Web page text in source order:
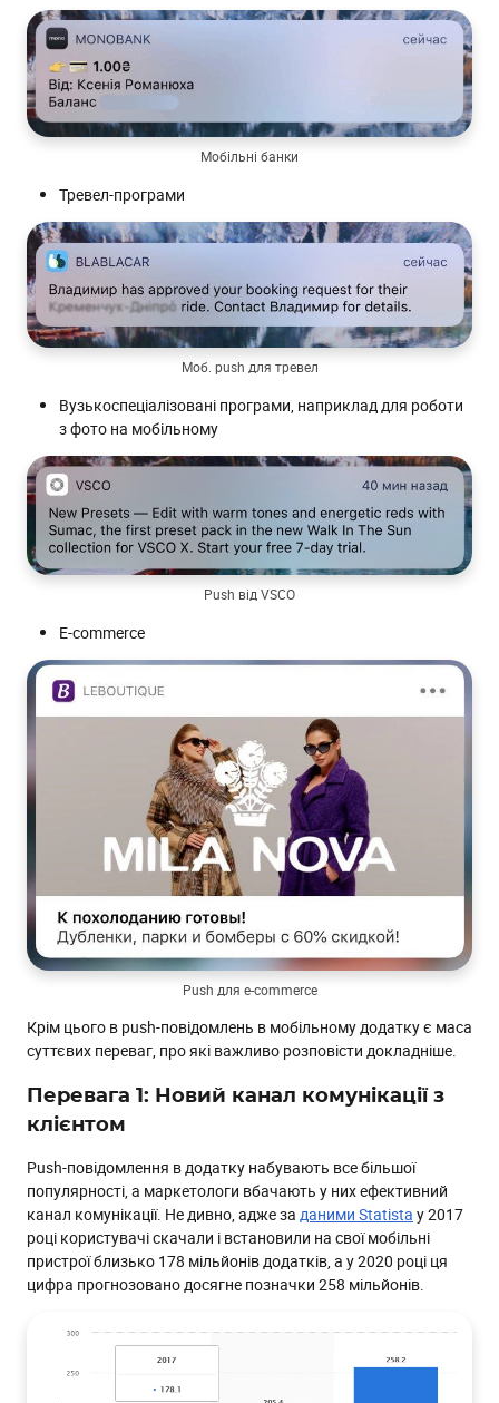
Мобільні банки
Тревел-програми
Моб. push для тревел
Вузькоспеціалізовані програми, наприклад для роботи
з фото на мобільному
Push від VSCO
Е-commerce
Push для e-commerce
Крім цього в push-повідомлень в мобільному додатку є маса
суттєвих переваг, про які важливо розповісти докладніше.
Перевага 1: Новий канал комунікації з
клієнтом
Push-повідомлення в додатку набувають все більшої
популярності, а маркетологи вбачають у них ефективний
канал комунікації. Не дивно, адже за даними Statista у 2017
році користувачі скачали і встановили на свої мобільні
пристрої близько 178 мільйонів додатків, а у 2020 році ця
цифра прогнозовано досягне позначки 258 мільйонів.